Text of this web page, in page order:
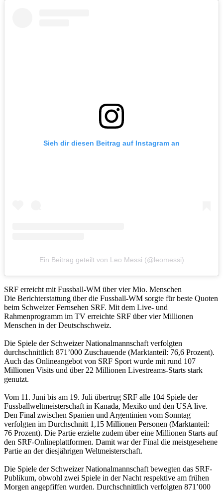
Sieh dir diesen Beitrag auf Instagram an
Ein Beitrag geteilt von Leo Messi (@leomessi)
SRF erreicht mit Fussball-WM über vier Mio. Menschen
Die Berichterstattung über die Fussball-WM sorgte für beste Quoten
beim Schweizer Fernsehen SRF. Mit dem Live- und
Rahmenprogramm im TV erreichte SRF über vier Millionen
Menschen in der Deutschschweiz.
Die Spiele der Schweizer Nationalmannschaft verfolgten
durchschnittlich 871’000 Zuschauende (Marktanteil: 76,6 Prozent).
Auch das Onlineangebot von SRF Sport wurde mit rund 107
Millionen Visits und über 22 Millionen Livestreams-Starts stark
genutzt.
Vom 11. Juni bis am 19. Juli übertrug SRF alle 104 Spiele der
Fussballweltmeisterschaft in Kanada, Mexiko und den USA live.
Den Final zwischen Spanien und Argentinien vom Sonntag
verfolgten im Durchschnitt 1,15 Millionen Personen (Marktanteil:
76 Prozent). Die Partie erzielte zudem über eine Millionen Starts auf
den SRF-Onlineplattformen. Damit war der Final die meistgesehene
Partie an der diesjährigen Weltmeisterschaft.
Die Spiele der Schweizer Nationalmannschaft bewegten das SRF-
Publikum, obwohl zwei Spiele in der Nacht respektive am frühen
Morgen angepfiffen wurden. Durchschnittlich verfolgten 871’000